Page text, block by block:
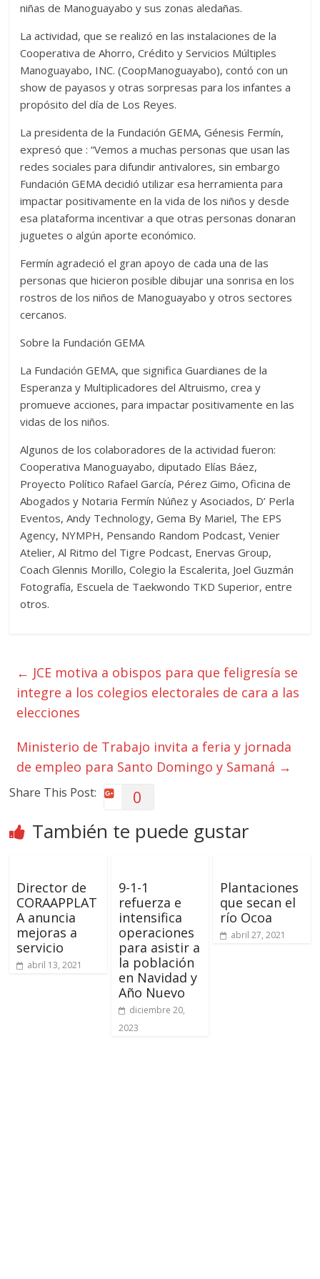
niñas de Manoguayabo y sus zonas aledañas.
La actividad, que se realizó en las instalaciones de la
Cooperativa de Ahorro, Crédito y Servicios Múltiples
Manoguayabo, INC. (CoopManoguayabo), contó con un
show de payasos y otras sorpresas para los infantes a
propósito del día de Los Reyes.
La presidenta de la Fundación GEMA, Génesis Fermín,
expresó que : “Vemos a muchas personas que usan las
redes sociales para difundir antivalores, sin embargo
Fundación GEMA decidió utilizar esa herramienta para
impactar positivamente en la vida de los niños y desde
esa plataforma incentivar a que otras personas donaran
juguetes o algún aporte económico.
Fermín agradeció el gran apoyo de cada una de las
personas que hicieron posible dibujar una sonrisa en los
rostros de los niños de Manoguayabo y otros sectores
cercanos.
Sobre la Fundación GEMA
La Fundación GEMA, que significa Guardianes de la
Esperanza y Multiplicadores del Altruismo, crea y
promueve acciones, para impactar positivamente en las
vidas de los niños.
Algunos de los colaboradores de la actividad fueron:
Cooperativa Manoguayabo, diputado Elías Báez,
Proyecto Político Rafael García, Pérez Gimo, Oficina de
Abogados y Notaria Fermín Núñez y Asociados, D’ Perla
Eventos, Andy Technology, Gema By Mariel, The EPS
Agency, NYMPH, Pensando Random Podcast, Venier
Atelier, Al Ritmo del Tigre Podcast, Enervas Group,
Coach Glennis Morillo, Colegio la Escalerita, Joel Guzmán
Fotografía, Escuela de Taekwondo TKD Superior, entre
otros.
← JCE motiva a obispos para que feligresía se
integre a los colegios electorales de cara a las
elecciones
Ministerio de Trabajo invita a feria y jornada
de empleo para Santo Domingo y Samaná →
Share This Post: 0
También te puede gustar
Director de
CORAAPPLAT
A anuncia
mejoras a
servicio
abril 13, 2021
9-1-1
refuerza e
intensifica
operaciones
para asistir a
la población
en Navidad y
Año Nuevo
diciembre 20,
2023
Plantaciones
que secan el
río Ocoa
abril 27, 2021